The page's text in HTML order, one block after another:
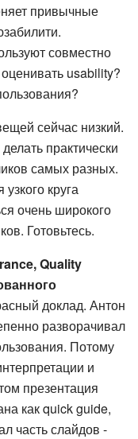
привычные
совместно
оценивать usability?
сейчас низкий.
практически
самых разных.
круга
очень широкого
Готовьтесь.
Quality
доклад. Антон
разворачивал
Потому
и
презентация
как quick guide,
часть слайдов -